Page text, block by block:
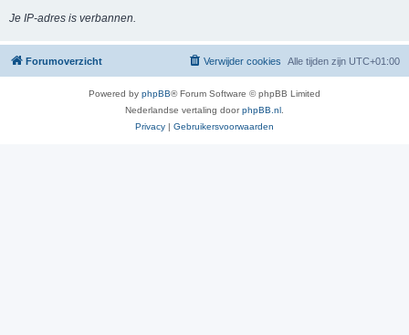
Je IP-adres is verbannen.
Forumoverzicht Alle tijden zijn UTC+01:00
Verwijder cookies
Powered by phpBB® Forum Software © phpBB Limited
Nederlandse vertaling doorphpBB.nl
Privacy | Gebruikersvoorwaarden